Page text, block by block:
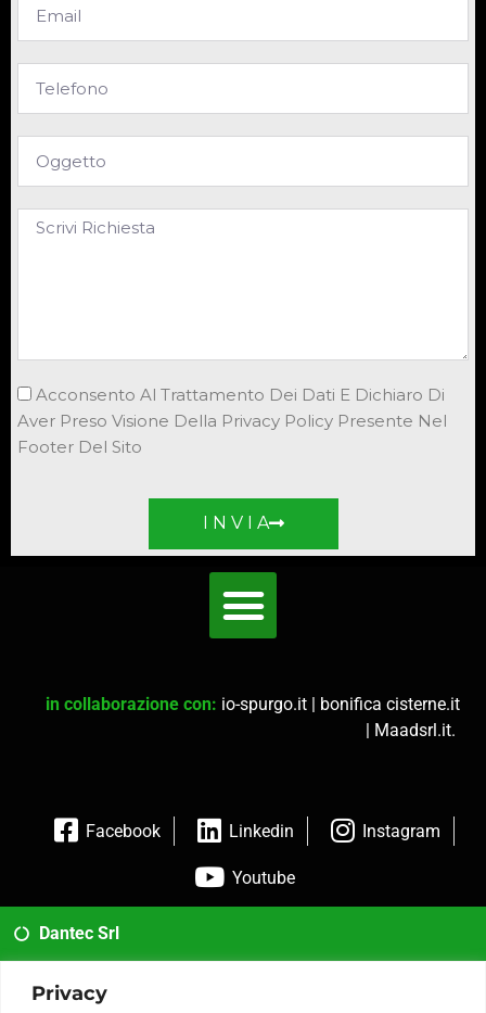
Privacy
Acconsento Al Trattamento Dei Dati E Dichiaro Di
Aver Preso Visione Della Privacy Policy Presente Nel
Footer Del Sito
I N V I A
in collaborazione con: io-spurgo.it | bonifica cisterne.it
| Maadsrl.it.
Facebook Linkedin Instagram
Youtube
Dantec Srl
02 35954173